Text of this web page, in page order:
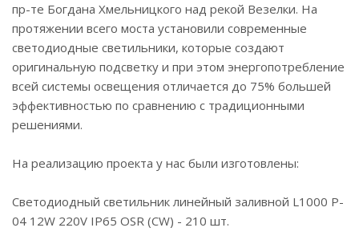
пр-те Богдана Хмельницкого над рекой Везелки. На
протяжении всего моста установили современные
светодиодные светильники, которые создают
оригинальную подсветку и при этом энергопотребление
всей системы освещения отличается до 75% большей
эффективностью по сравнению с традиционными
решениями.
На реализацию проекта у нас были изготовлены:
Светодиодный светильник линейный заливной L1000 P-
04 12W 220V IP65 OSR (CW) - 210 шт.